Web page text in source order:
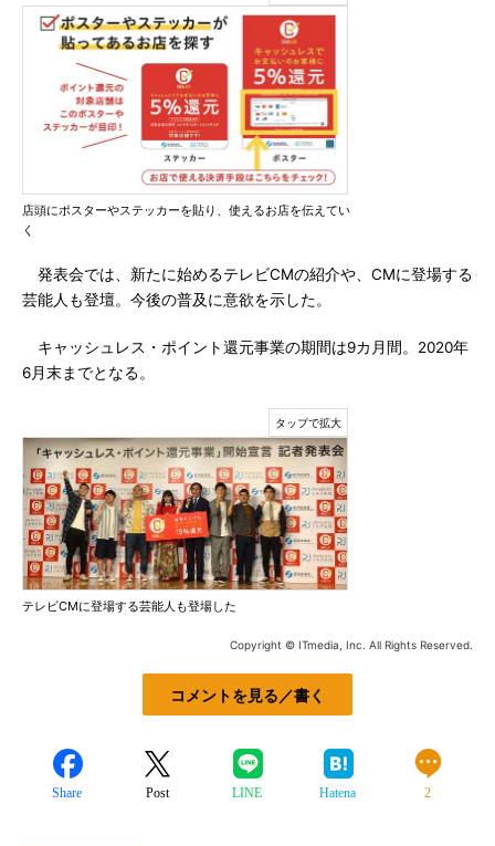
店頭にポスターやステッカーを貼り、使えるお店を伝えてい
く
発表会では、新たに始めるテレビCMの紹介や、CMに登場する
芸能人も登壇。今後の普及に意欲を示した。
キャッシュレス・ポイント還元事業の期間は9カ月間。2020年
6月末までとなる。
テレビCMに登場する芸能人も登場した
Copyright © ITmedia, Inc. All Rights Reserved.
コメントを見る／書く
Share Post LINE Hatena 2